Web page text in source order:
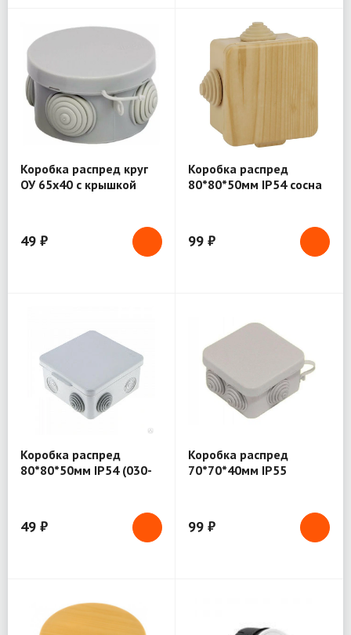
Коробка распред круг
ОУ 65х40 с крышкой
49 ₽
Коробка распред
80*80*50мм IP54 сосна
99 ₽
Коробка распред
80*80*50мм IP54 (030-
49 ₽
Коробка распред
70*70*40мм IP55
99 ₽